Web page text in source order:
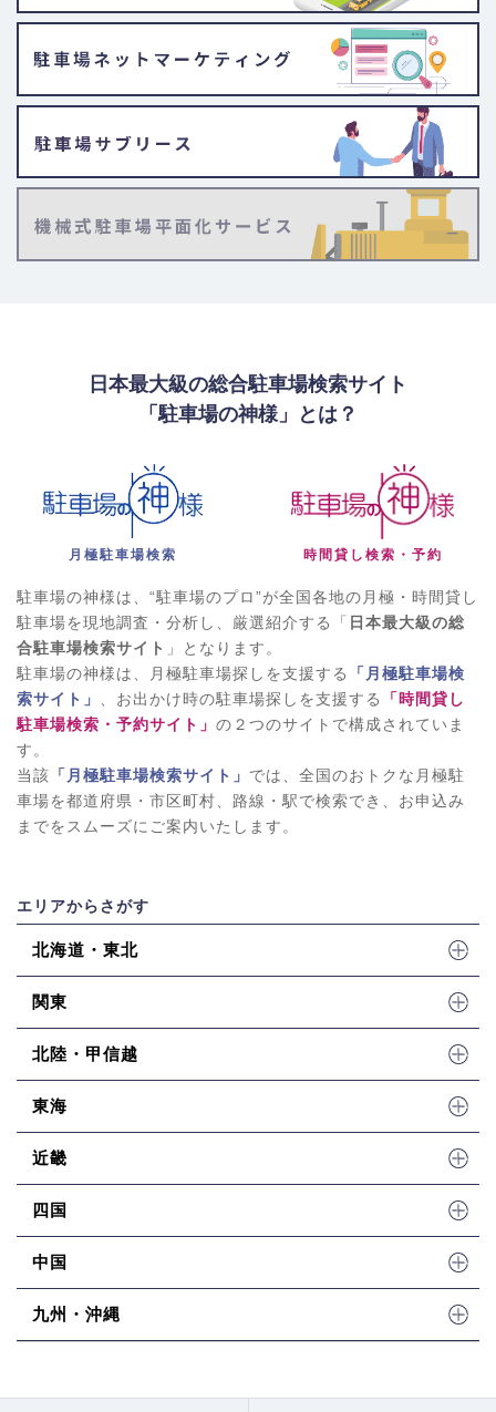
日本最大級の総合駐車場検索サイト
「駐車場の神様」とは？
月極駐車場検索 時間貸し検索・予約
駐車場の神様は、“駐車場のプロ”が全国各地の月極・時間貸し
駐車場を現地調査・分析し、厳選紹介する「 日本最大級の総
合駐車場検索サイト 」となります。
駐車場の神様は、月極駐車場探しを支援する
「月極駐車場検
索サイト」
、お出かけ時の駐車場探しを支援する
「時間貸し
駐車場検索・予約サイト」 の２つのサイトで構成されていま
す。
当該 「月極駐車場検索サイト」 では、全国のおトクな月極駐
車場を都道府県・市区町村、路線・駅で検索でき、お申込み
までをスムーズにご案内いたします。
エリアからさがす
北海道・東北
関東
北陸・甲信越
東海
近畿
四国
中国
九州・沖縄